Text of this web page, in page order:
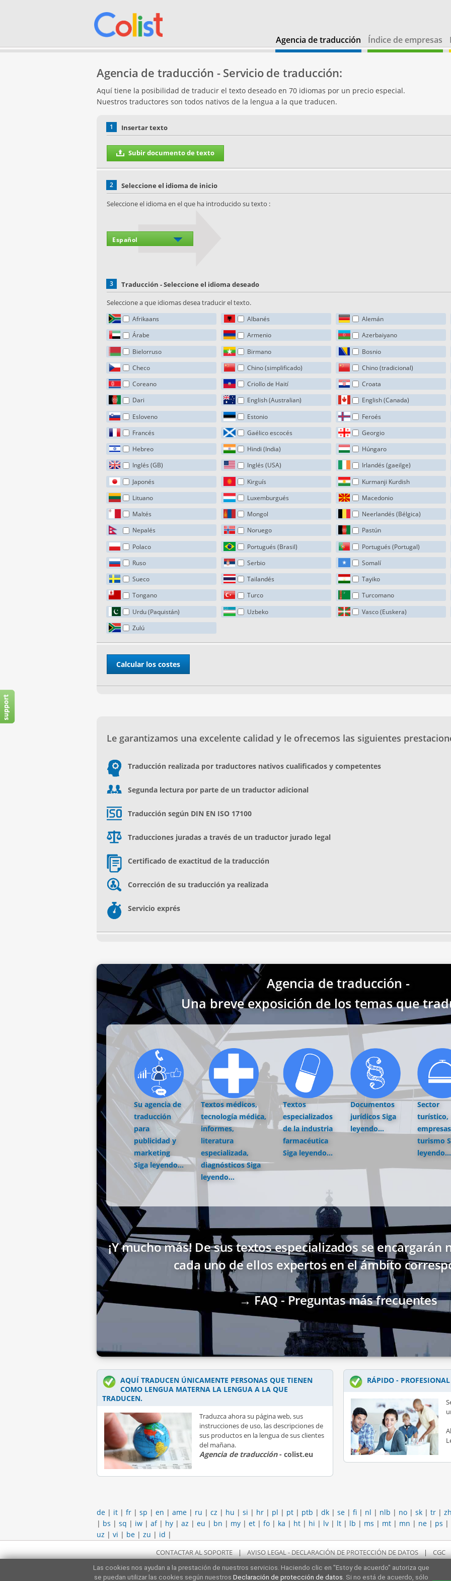
Agencia de traducción Índice de empresas
Agencia de traducción - Servicio de traducción:
Aquí tiene la posibilidad de traducir el texto deseado en 70 idiomas por un precio especial.
Nuestros traductores son todos nativos de la lengua a la que traducen.
1 Insertar texto
Subir documento de texto
2
Seleccione el idioma de inicio
Seleccione el idioma en el que ha introducido su texto :
3
Traducción - Seleccione el idioma deseado
Seleccione a que idiomas desea traducir el texto.
Afrikaans Albanés
Alemán
Árabe
Armenio
Azerbaiyano
Bielorruso
Birmano
Bosnio
Checo
Chino (simplificado)
Chino (tradicional)
Coreano
Criollo de Haití
Croata
Dari
English (Australian)
English (Canada)
Esloveno
Estonio
Feroés
Francés
Gaélico escocés
Georgio
Hebreo
Hindi (India)
Húngaro
Inglés (GB)
Inglés (USA)
Irlandés (gaeilge)
Japonés
Kirguís
Kurmanji Kurdish
Lituano
Luxemburgués
Macedonio
Maltés
Mongol
Neerlandés (Bélgica)
Nepalés
Noruego
Pastún
Polaco
Portugués (Brasil)
Portugués (Portugal)
Ruso
Serbio
Somalí
Sueco
Tailandés
Tayiko
Tongano
Turco
Turcomano
Urdu (Paquistán)
Uzbeko
Vasco (Euskera)
Zulú
Le garantizamos una excelente calidad y le ofrecemos las siguientes
Traducción realizada por traductores nativos cualificados y competentes
Segunda lectura por parte de un traductor adicional
Traducción según DIN EN ISO 17100
Traducciones juradas a través de un traductor jurado legal
Certificado de exactitud de la traducción
Corrección de su traducción ya realizada
Servicio exprés
Agencia de traducción -
Una breve exposición de los temas que
Su agencia de
traducción
para
publicidad y
marketing
Siga leyendo...
Textos médicos,
tecnología médica,
informes,
literatura
especializada,
diagnósticos Siga
leyendo...
Textos
especializados
de la industria
farmacéutica
Siga leyendo...
Documentos
jurídicos Siga
leyendo...
Sector
turístico,
turismo
leyendo...
¡Y mucho más! De sus textos especializados se
cada uno de ellos expertos en el ámbito
→ FAQ - Preguntas más frecuentes
AQUÍ TRADUCEN ÚNICAMENTE PERSONAS QUE TIENEN
COMO LENGUA MATERNA LA LENGUA A LA QUE
TRADUCEN.
Traduzca ahora su página web, sus
instrucciones de uso, las descripciones de
sus productos en la lengua de sus clientes
del mañana.
Agencia de traducción- colist.eu
RÁPIDO -
de | it | fr | sp | en | ame | ru | cz | hu | si | hr | pl | pt | ptb | dk | se | fi | nl | nlb | no | sk | tr |
| bs | sq | iw | af| hy | az | eu | bn | my | et | fo | ka | ht | hi | lv | lt | lb | ms | mt | mn | ne | ps |
uz | vi | be | zu | id |
CONTACTAR AL SOPORTE | AVISO LEGAL - DECLARACIÓN DE PROTECCIÓN DE DATOS | CGC
Las cookies nos ayudan a la prestación de nuestros servicios. Haciendo clic en "Estoy de acuerdo" autoriza que
se puedan utilizar las cookies según nuestros Declaración de protección de datos . Si no está de acuerdo, sólo